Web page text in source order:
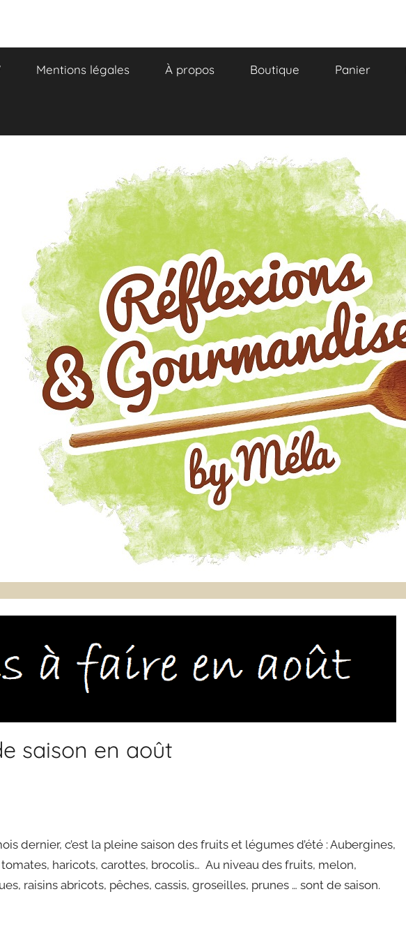
Mentions légales À propos Boutique Panier
saison en août
dernier, c’est la pleine saison des fruits et légumes d’été : Aubergines,
haricots, carottes, brocolis… Au niveau des fruits, melon,
raisins abricots, pêches, cassis, groseilles, prunes … sont de saison.